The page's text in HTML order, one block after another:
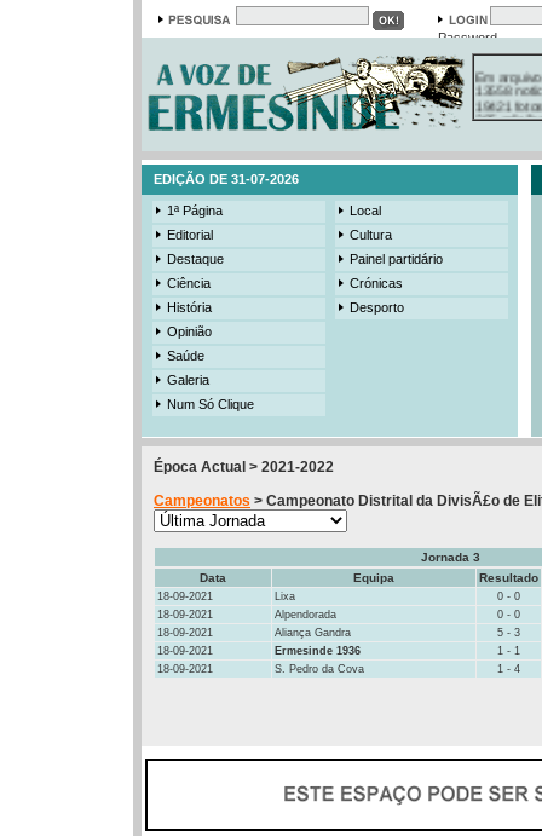
Password
Em arquivo
13558
19421
385
EDIÇÃO DE 31-07-2026
1ª Página
Editorial
Destaque
Ciência
História
Opinião
Saúde
Galeria
Num Só Clique
Local
Cultura
Painel partidário
Crónicas
Desporto
Época Actual > 2021-2022
Campeonatos > Campeonato Distrital da DivisÃ£o de
Jornada 3
Data
Equipa Resultado
18-09-2021 Lixa
0 - 0
18-09-2021
Alpendorada
0 - 0
18-09-2021
Aliança Gandra
5 - 3
18-09-2021
Ermesinde 1936
1 - 1
18-09-2021
S. Pedro da Cova 1 - 4